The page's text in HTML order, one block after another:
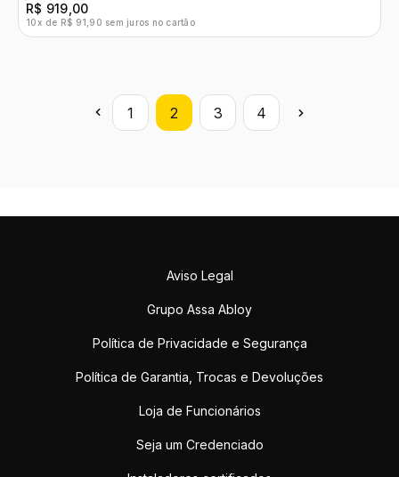
R$ 919,00
10x de R$ 91,90 sem juros no cartão
1 2 3 4
Grupo Assa Abloy
Aviso Legal
Política de Privacidade e Segurança
Política de Garantia, Trocas e Devoluções
Loja de Funcionários
Seja um Credenciado